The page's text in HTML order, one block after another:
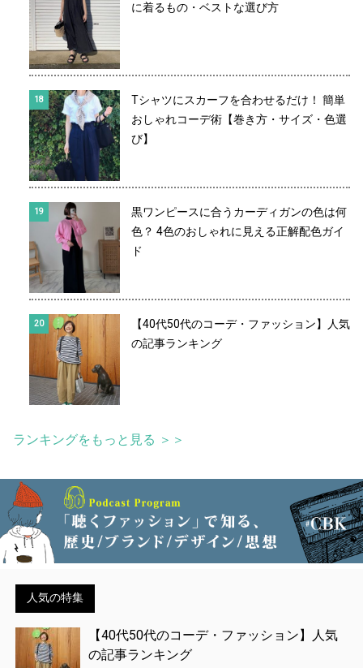
に着るもの・ベストな選び方
Tシャツにスカーフを合わせるだけ！ 簡単
おしゃれコーデ術【巻き方・サイズ・色選
び】
黒ワンピースに合うカーディガンの色は何
色？ 4色のおしゃれに見える正解配色ガイ
ド
【40代50代のコーデ・ファッション】人気
の記事ランキング
ランキングをもっと見る ＞＞
人気の特集
【40代50代のコーデ・ファッション】人気
の記事ランキング